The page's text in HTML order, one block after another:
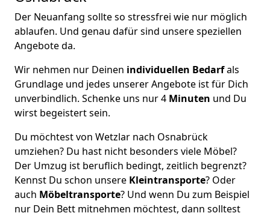
Der Neuanfang sollte so stressfrei wie nur möglich
ablaufen. Und genau dafür sind unsere speziellen
Angebote da.
Wir nehmen nur Deinen individuellen Bedarfals
Grundlage und jedes unserer Angebote ist für Dich
unverbindlich. Schenke uns nur 4 Minuten und Du
wirst begeistert sein.
Du möchtest von Wetzlar nach Osnabrück
umziehen? Du hast nicht besonders viele Möbel?
Der Umzug ist beruflich bedingt, zeitlich begrenzt?
Kennst Du schon unsere Kleintransporte? Oder
auch Möbeltransporte? Und wenn Du zum Beispiel
nur Dein Bett mitnehmen möchtest, dann solltest